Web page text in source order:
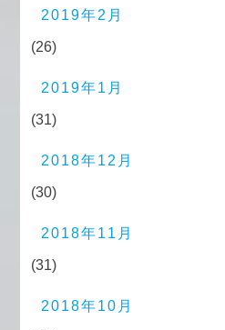
2019年2月
(26)
2019年1月
(31)
2018年12月
(30)
2018年11月
(31)
2018年10月